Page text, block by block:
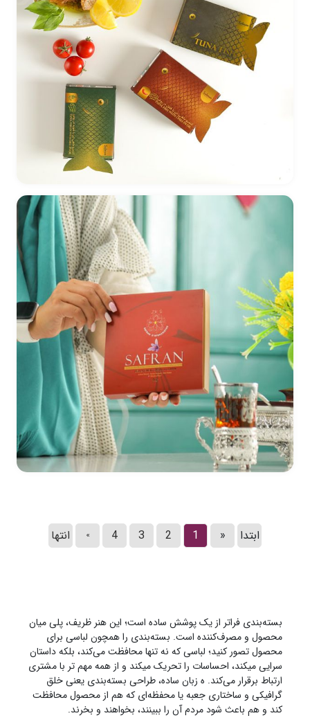
ابتدا «
1
2
3
4
» انتها
بسته‌بندی فراتر از یک پوشش ساده است؛ این هنر ظریف، پلی میان
محصول و مصرف‌کننده است. بسته‌بندی را همچون لباسی برای
محصول تصور کنید؛ لباسی که نه تنها محافظت می‌کند، بلکه داستان
سرایی میکند، احساسات را تحریک میکند و از همه مهم تر با مشتری
ارتباط برقرار می‌کند. ه زبان ساده، طراحی بسته‌بندی یعنی خلق
گرافیکی و ساختاری جعبه یا محفظه‌ای که هم از محصول محافظت
کند و هم باعث شود مردم آن را ببینند، بخواهند و بخرند.